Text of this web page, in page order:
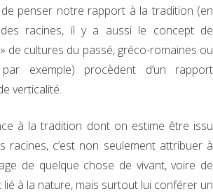
penser notre rapport à la tradition (en
des racines, il y a aussi le concept de
de cultures du passé, gréco-romaines ou
par exemple) procèdent d’un rapport
verticalité.
à la tradition dont on estime être issu
racines, c’est non seulement attribuer à
de quelque chose de vivant, voire de
lié à la nature, mais surtout lui conférer un